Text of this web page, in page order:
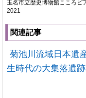
玉名市立歴史博物館こころ
2021
関連記事
菊池川流域日本遺
生時代の大集落遺